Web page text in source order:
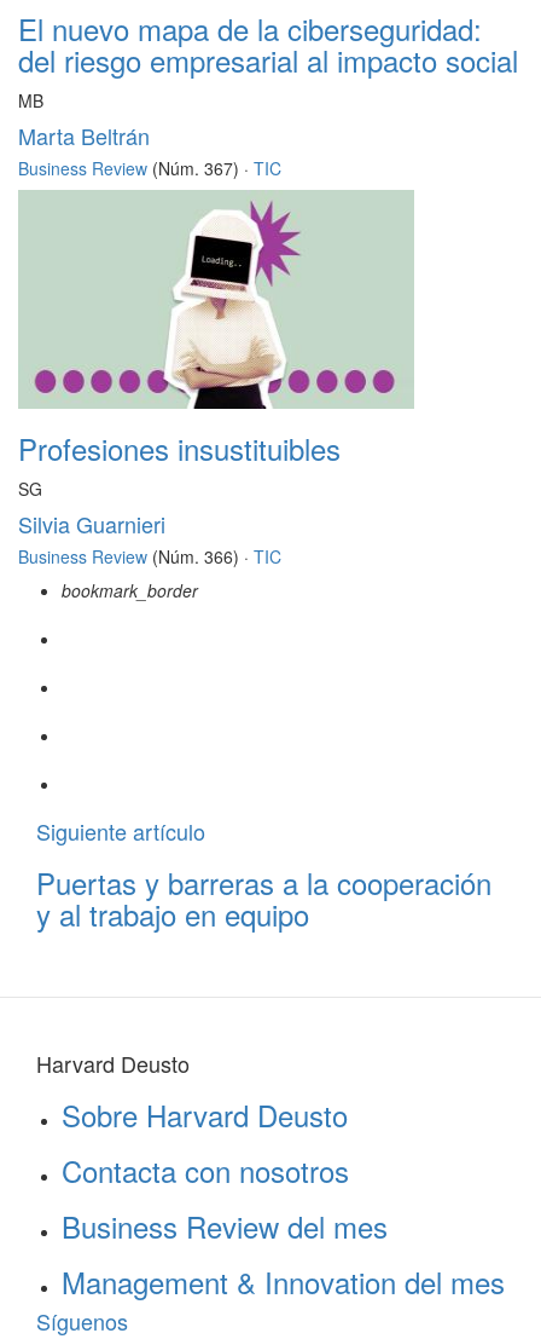
El nuevo mapa de la ciberseguridad:
del riesgo empresarial al impacto social
MB
Marta Beltrán
Business Review (Núm. 367) · TIC
Profesiones insustituibles
SG
Silvia Guarnieri
Business Review (Núm. 366) · TIC
bookmark_border
Siguiente artículo
Puertas y barreras a la cooperación
y al trabajo en equipo
Harvard Deusto
Sobre Harvard Deusto
Contacta con nosotros
Business Review del mes
Management & Innovation del mes
Síguenos